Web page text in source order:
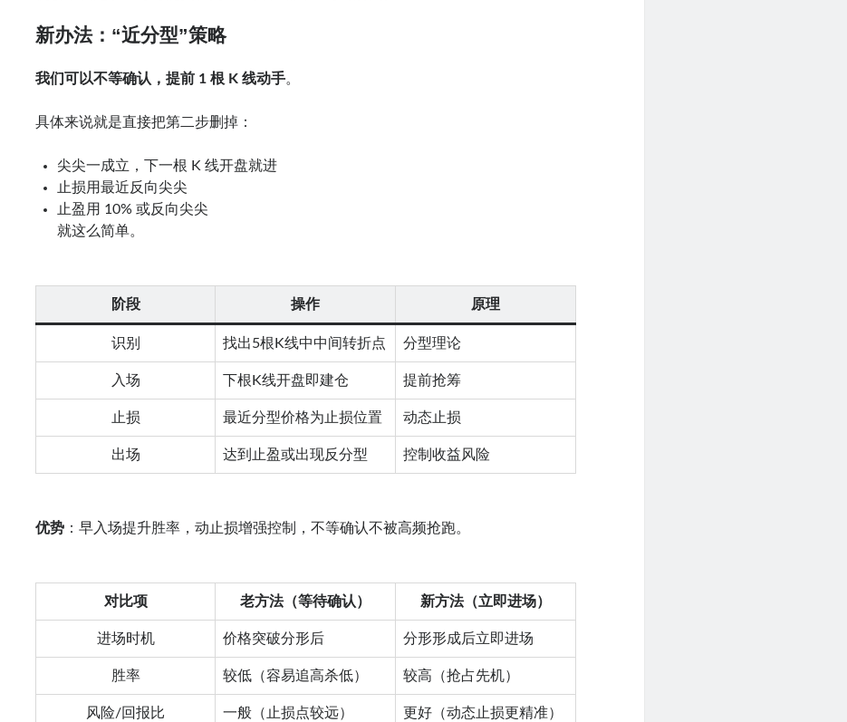
新办法：“近分型”策略
我们可以不等确认，提前 1 根 K 线动手。
具体来说就是直接把第二步删掉：
尖尖一成立，下一根 K 线开盘就进
止损用最近反向尖尖
止盈用 10% 或反向尖尖
就这么简单。
阶段 操作 原理
识别 找出5根K线中中间转折点 分型理论
入场 下根K线开盘即建仓 提前抢筹
止损 最近分型价格为止损位置 动态止损
出场 达到止盈或出现反分型 控制收益风险
优势 ：早入场提升胜率，动止损增强控制，不等确认不被高频抢跑。
对比项 老方法（等待确认） 新方法（立即进场）
进场时机 价格突破分形后 分形形成后立即进场
胜率 较低（容易追高杀低） 较高（抢占先机）
风险/回报比 一般（止损点较远） 更好（动态止损更精准）